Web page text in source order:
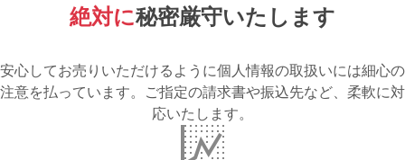
絶対に秘密厳守いたします
安心してお売りいただけるように個人情報の取扱いには細心の
注意を払っています。ご指定の請求書や振込先など、柔軟に対
応いたします。